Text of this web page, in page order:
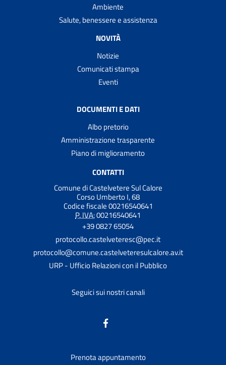
Ambiente
Salute, benessere e assistenza
NOVITÀ
Notizie
Comunicati stampa
Eventi
DOCUMENTI E DATI
Albo pretorio
Amministrazione trasparente
Piano di miglioramento
CONTATTI
Comune di Castelvetere Sul Calore
Corso Umberto I, 68
Codice fiscale 00216540641
P. IVA:00216540641
+39 0827 65054
protocollo.castelveteresc@pec.it
protocollo@comune.castelveteresulcalore.av.it
URP - Ufficio Relazioni con il Pubblico
Seguici sui nostri canali
Prenota appuntamento